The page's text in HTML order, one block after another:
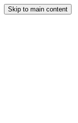
Skip to main content